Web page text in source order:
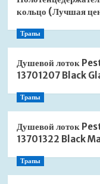
кольцо (Лучшая
Трапы
Душевой лоток
13701207 Black
Трапы
Душевой лоток
13701322 Black
Трапы